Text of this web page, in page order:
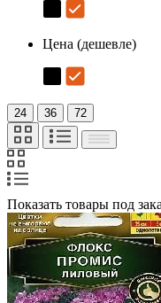
Цена (дешевле)
24 36 72
Показать товары под